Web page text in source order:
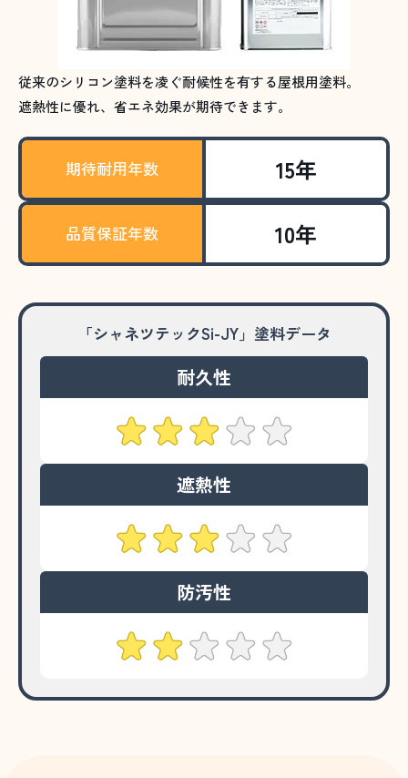
従来のシリコン塗料を凌ぐ耐候性を有する屋根用塗料。
遮熱性に優れ、省エネ効果が期待できます。
期待耐用年数 15年
品質保証年数 10年
「シャネツテックSi-JY」塗料データ
耐久性
遮熱性
防汚性